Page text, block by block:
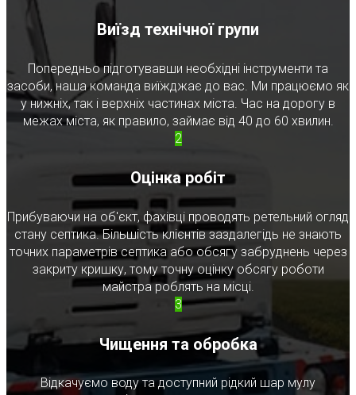
Виїзд технічної групи
Попередньо підготувавши необхідні інструменти та
засоби, наша команда виїжджає до вас. Ми працюємо як
у нижніх, так і верхніх частинах міста. Час на дорогу в
межах міста, як правило, займає від 40 до 60 хвилин.
2
Оцінка робіт
Прибуваючи на об'єкт, фахівці проводять ретельний огляд
стану септика. Більшість клієнтів заздалегідь не знають
точних параметрів септика або обсягу забруднень через
закриту кришку, тому точну оцінку обсягу роботи
майстра роблять на місці.
3
Чищення та обробка
Відкачуємо воду та доступний рідкий шар мулу